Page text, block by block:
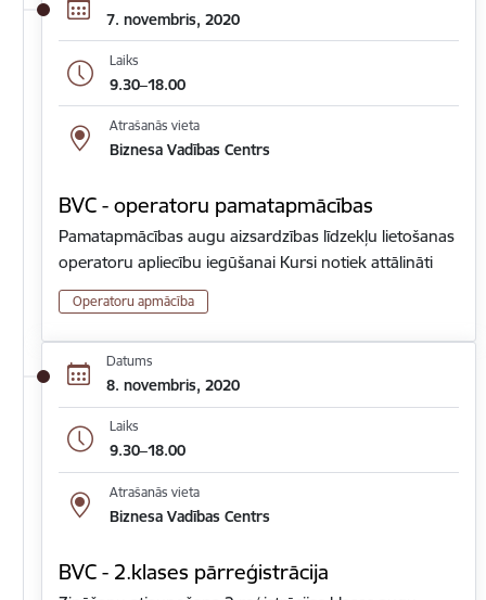
7. novembris, 2020
Laiks
9.30–18.00
Atrašanās vieta
Biznesa Vadības Centrs
BVC - operatoru pamatapmācības
Pamatapmācības augu aizsardzības līdzekļu lietošanas
operatoru apliecību iegūšanai Kursi notiek attālināti
Operatoru apmācība
Datums
8. novembris, 2020
Laiks
9.30–18.00
Atrašanās vieta
Biznesa Vadības Centrs
BVC - 2.klases pārreģistrācija